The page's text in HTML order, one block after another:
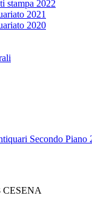
stampa 2022
2021
2020
Secondo Piano
CESENA